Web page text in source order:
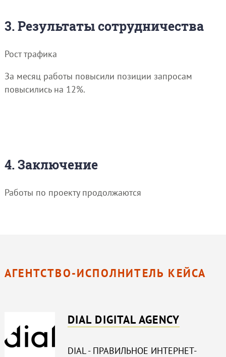
3. Результаты сотрудничества
Рост трафика
За месяц работы повысили позиции запросам
повысились на 12%.
4. Заключение
Работы по проекту продолжаются
АГЕНТСТВО-ИСПОЛНИТЕЛЬ КЕЙСА
DIAL DIGITAL AGENCY
DIAL - ПРАВИЛЬНОЕ ИНТЕРНЕТ-